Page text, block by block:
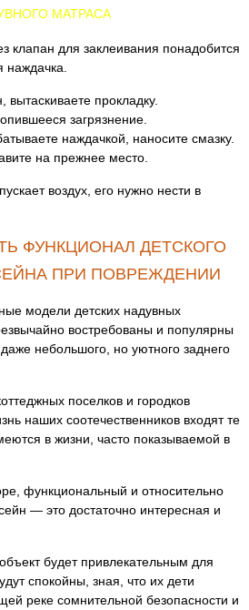
МАТРАСА
клапан для заклеивания понадобится
наждачка.
вытаскиваете прокладку.
загрязнение.
наждачкой, наносите смазку.
на прежнее место.
воздух, его нужно нести в
ФУНКЦИОНАЛ ДЕТСКОГО
ПРИ ПОВРЕЖДЕНИИ
модели детских надувных
востребованы и популярны
небольшого, но уютного заднего
поселков и городков
наших соотечественников входят те
в жизни, часто показываемой в
функциональный и относительно
— это достаточно интересная и
будет привлекательным для
спокойны, зная, что их дети
реке сомнительной безопасности и